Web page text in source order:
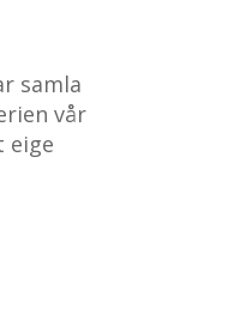
samla
vår
eige